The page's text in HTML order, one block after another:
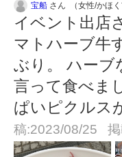
宝船 さん （女性/かほく
イベント出店
マトハーブ牛
ぶり。 ハーブ
言って食べま
ぱいピクルス
稿:2023/08/25 掲